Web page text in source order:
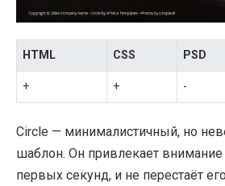
HTML CSS PSD
+ + -
Circle — минималистичный, но
шаблон. Он привлекает внимание
первых секунд, и не перестаёт